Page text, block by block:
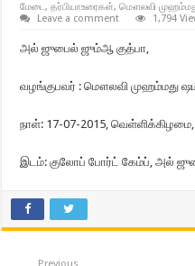
மேடை,தர்பியாஉரைகள்,மௌலவி
Leave a comment
1,794
அல் ஜுபைல் ஜும்ஆ குத்பா,
வழங்குபவர் : மௌலவி முஹம்மது
நாள்: 17-07-2015, வெள்ளிக்கிழமை,
இடம்: குலோப் போர்ட் கேம்ப், அல்